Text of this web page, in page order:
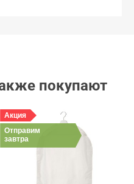
покупают
Акция
Отправим
завтра